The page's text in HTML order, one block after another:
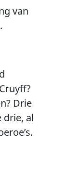
van
Drie
drie, al